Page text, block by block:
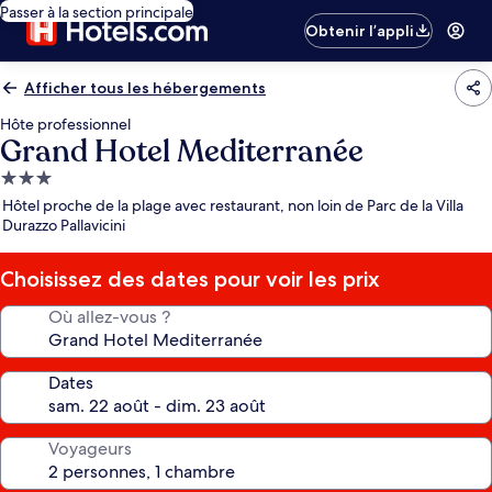
Passer à la section principale
Obtenir l’appli
Afficher tous les hébergements
Hôte professionnel
Grand Hotel Mediterranée
Hébergement
3.0 étoiles
Hôtel proche de la plage avec restaurant, non loin de Parc de la Villa
Durazzo Pallavicini
Choisissez des dates pour voir les prix
Où allez-vous ?
Dates
Voyageurs